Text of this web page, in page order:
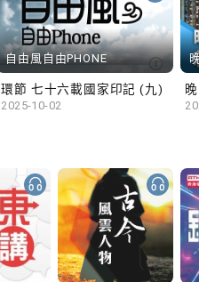
自由風自由PHONE
環節 七十六載國家印記 (九)
2025-10-02